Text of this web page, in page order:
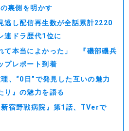
裏側を明かす
逃し配信再生数が全話累計2220
ドラ歴代1位に
て本当によかった」 『磯部磯兵
プレポート到着
、“0日”で発見した互いの魅力
』の魅力を語る
宿野戦病院』第1話、TVerで